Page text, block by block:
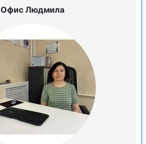
Офис Людмила